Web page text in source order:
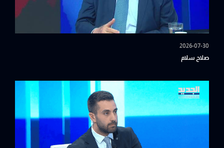
2026-07-30
صلاح سلام